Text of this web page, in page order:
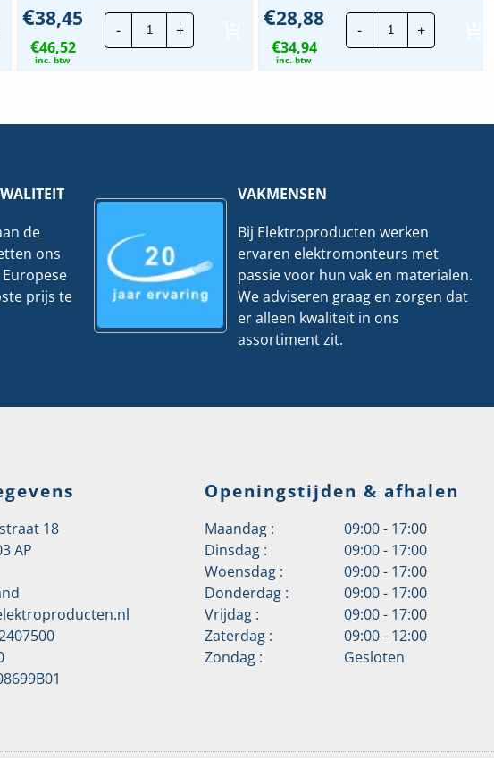
€38,45
€46,52
inc. btw
-
LED
Lamp
bulkhead
+ €28,88
€34,94
inc. btw
-
Oplaadbare
magneetlamp
|
+
de
ons
prijs te
VAKMENSEN
Bij Elektroproducten werken
ervaren elektromonteurs met
passie voor hun vak en materialen.
We adviseren graag en zorgen dat
er alleen kwaliteit in ons
assortiment zit.
18
AP
Openingstijden & afhalen
Maandag :
09:00 - 17:00
Dinsdag :
09:00 - 17:00
Woensdag :
09:00 - 17:00
Donderdag :
09:00 - 17:00
Vrijdag :
09:00 - 17:00
Zaterdag :
09:00 - 12:00
Zondag :
Gesloten